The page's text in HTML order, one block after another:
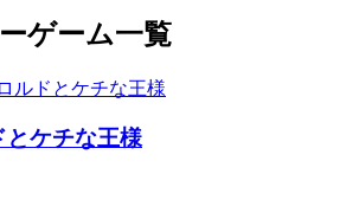
ゲーム一覧
とケチな王様